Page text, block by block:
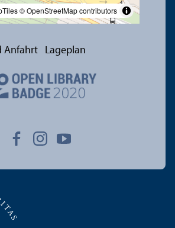
© OpenStreetMap contributors
Anfahrt Lageplan